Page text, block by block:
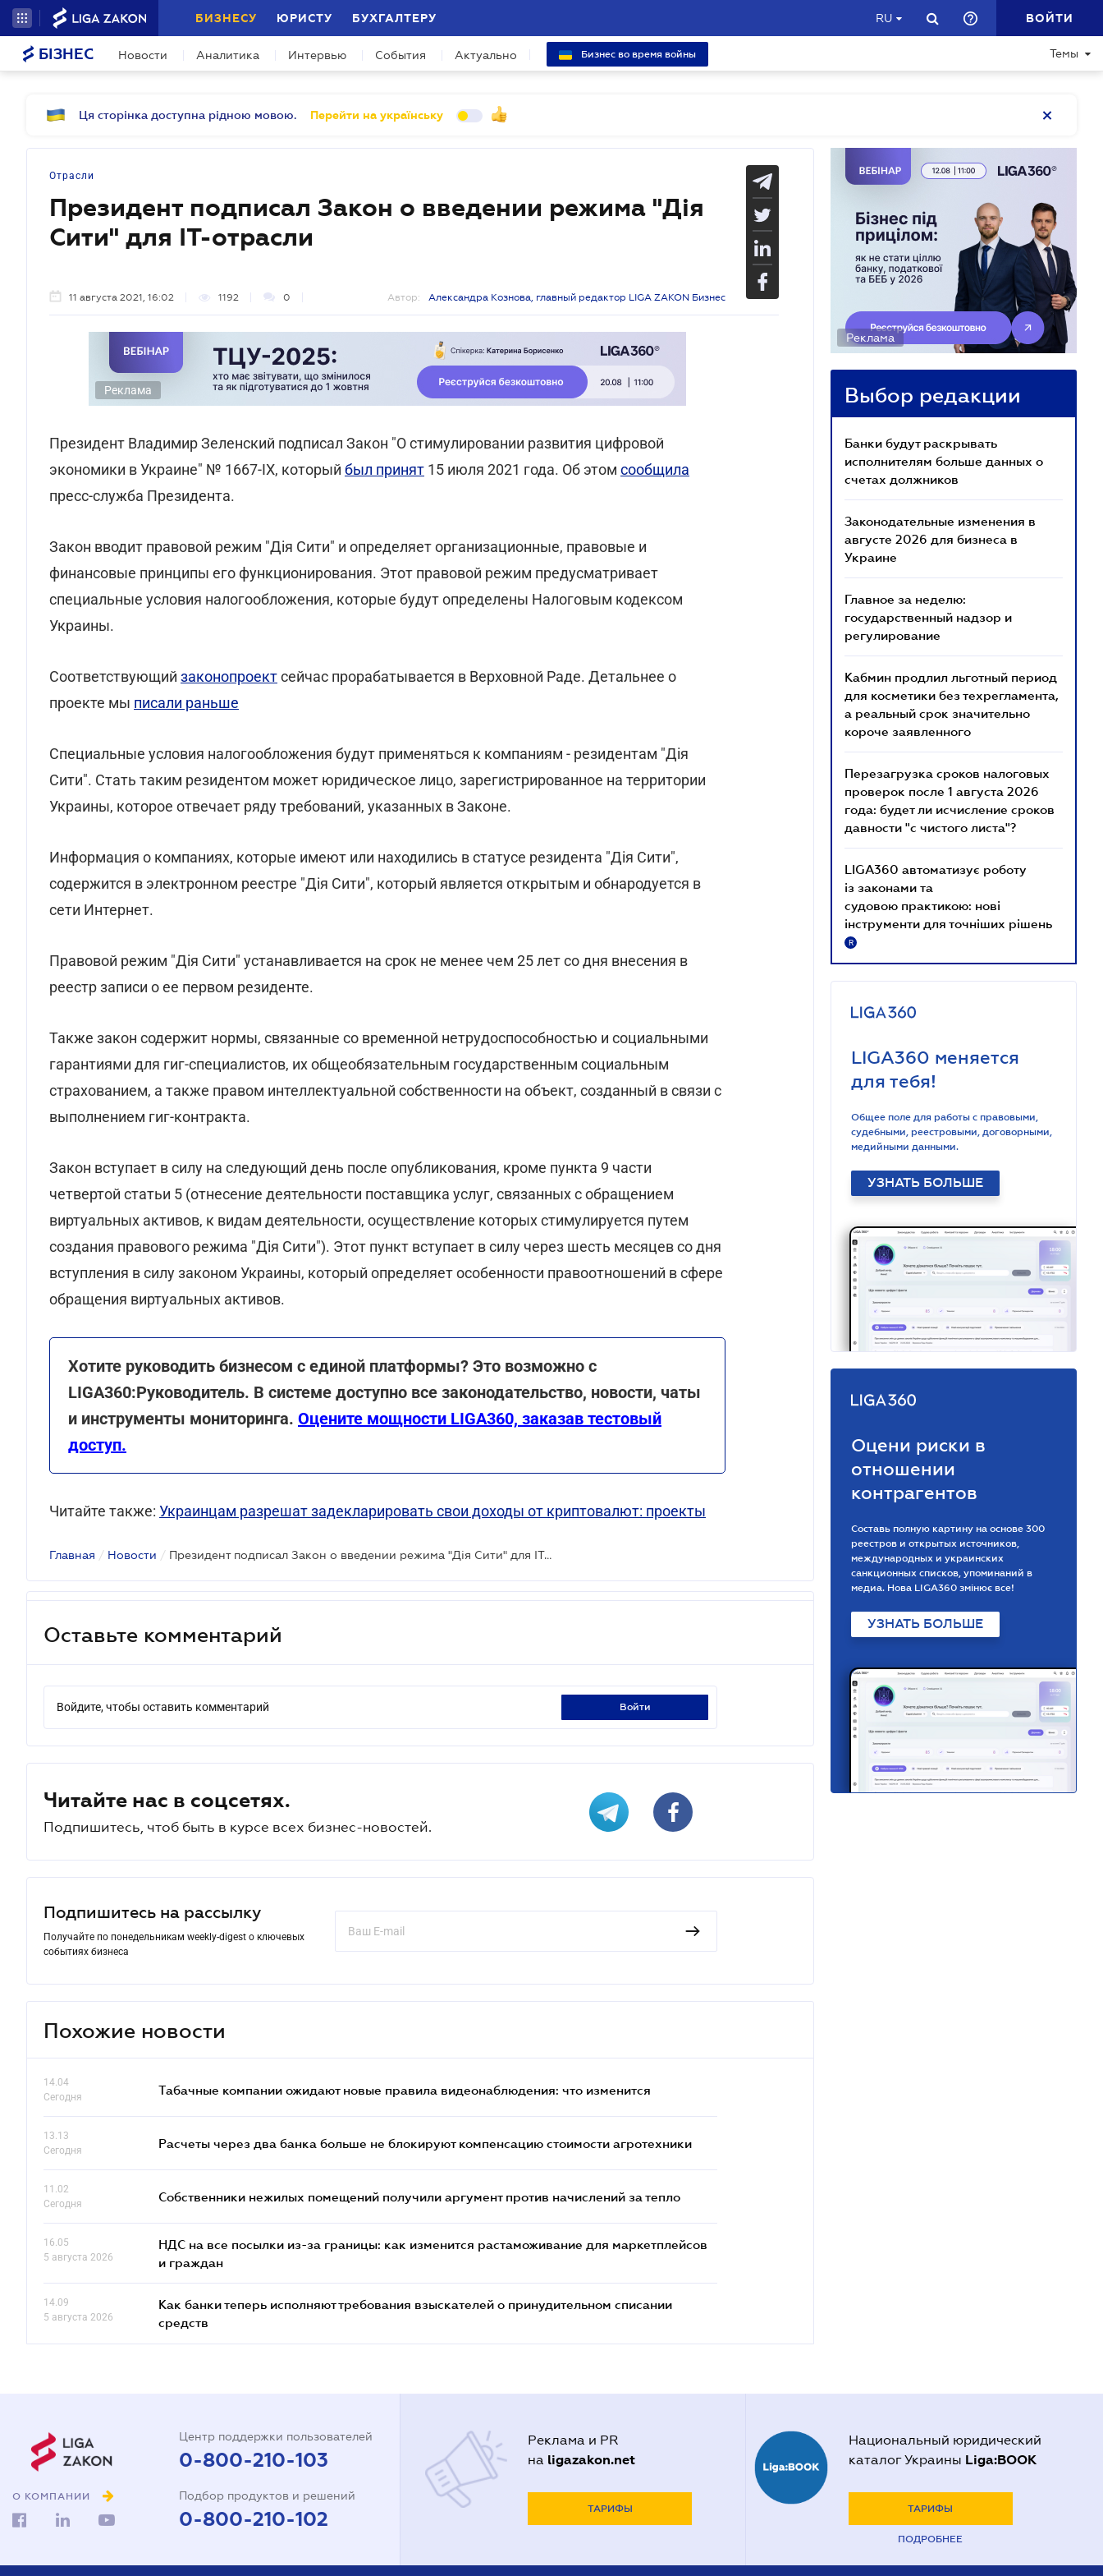
БИЗНЕСУ ЮРИСТУ БУХГАЛТЕРУ RU ВОЙТИ
БІЗНЕС Новости Аналитика Интервью События Актуально Бизнес во время войны Темы
Ця сторінка доступна рідною мовою. Перейти на українську
Отрасли
Президент подписал Закон о введении режима "Дія
Сити" для IT-отрасли
11 августа 2021, 16:02 1192 0 Автор: Александра Кознова, главный редактор LIGA ZAKON Бизнес
Реклама
Президент Владимир Зеленский подписал Закон "О стимулировании развития цифровой
экономики в Украине" № 1667-ІХ, который был принят 15 июля 2021 года. Об этом сообщила
пресс-служба Президента.
Закон вводит правовой режим "Дія Сити" и определяет организационные, правовые и
финансовые принципы его функционирования. Этот правовой режим предусматривает
специальные условия налогообложения, которые будут определены Налоговым кодексом
Украины.
Соответствующий законопроектсейчас прорабатывается в Верховной Раде. Детальнее о
проекте мы писали раньше
Специальные условия налогообложения будут применяться к компаниям - резидентам "Дія
Сити". Стать таким резидентом может юридическое лицо, зарегистрированное на территории
Украины, которое отвечает ряду требований, указанных в Законе.
Информация о компаниях, которые имеют или находились в статусе резидента "Дія Сити",
содержится в электронном реестре "Дія Сити", который является открытым и обнародуется в
сети Интернет.
Правовой режим "Дія Сити" устанавливается на срок не менее чем 25 лет со дня внесения в
реестр записи о ее первом резиденте.
Также закон содержит нормы, связанные со временной нетрудоспособностью и социальными
гарантиями для гиг-специалистов, их общеобязательным государственным социальным
страхованием, а также правом интеллектуальной собственности на объект, созданный в связи с
выполнением гиг-контракта.
Закон вступает в силу на следующий день после опубликования, кроме пункта 9 части
четвертой статьи 5 (отнесение деятельности поставщика услуг, связанных с обращением
виртуальных активов, к видам деятельности, осуществление которых стимулируется путем
создания правового режима "Дія Сити"). Этот пункт вступает в силу через шесть месяцев со дня
вступления в силу законом Украины, который определяет особенности правоотношений в сфере
обращения виртуальных активов.
Хотите руководить бизнесом с единой платформы? Это возможно с
LIGA360:Руководитель. В системе доступно все законодательство, новости, чаты
и инструменты мониторинга. Оцените мощности LIGA360, заказав тестовый
доступ.
Читайте также: Украинцам разрешат задекларировать свои доходы от криптовалют: проекты
Главная / Новости / Президент подписал Закон о введении режима "Дія Сити" для IT-отрасли
Оставьте комментарий
Войдите, чтобы оставить комментарий войти
Читайте нас в соцсетях.
Подпишитесь, чтоб быть в курсе всех бизнес-новостей.
Подпишитесь на рассылку
Получайте по понедельникам weekly-digest о ключевых
событиях бизнеса
Похожие новости
14.04
Сегодня
Табачные компании ожидают новые правила видеонаблюдения: что изменится
13.13
Сегодня
Расчеты через два банка больше не блокируют компенсацию стоимости агротехники
11.02
Сегодня
Собственники нежилых помещений получили аргумент против начислений за тепло
16.05
5 августа 2026
НДС на все посылки из-за границы: как изменится растаможивание для маркетплейсов
и граждан
14.09
5 августа 2026
Как банки теперь исполняют требования взыскателей о принудительном списании
средств
Реклама
Выбор редакции
Банки будут раскрывать
исполнителям больше данных о
счетах должников
Законодательные изменения в
августе 2026 для бизнеса в
Украине
Главное за неделю:
государственный надзор и
регулирование
Кабмин продлил льготный период
для косметики без техрегламента,
а реальный срок значительно
короче заявленного
Перезагрузка сроков налоговых
проверок после 1 августа 2026
года: будет ли исчисление сроков
давности "с чистого листа"?
LIGA360 автоматизує роботу
із законами та
судовою практикою: нові
інструменти для точніших рішень
R
LIGA360 меняется
для тебя!
Общее поле для работы с правовыми,
судебными, реестровыми, договорными,
медийными данными.
УЗНАТЬ БОЛЬШЕ
Оцени риски в
отношении
контрагентов
Составь полную картину на основе 300
реестров и открытых источников,
международных и украинских
санкционных списков, упоминаний в
медиа. Нова LIGA360 змінює все!
УЗНАТЬ БОЛЬШЕ
О КОМПАНИИ
Центр поддержки пользователей
0-800-210-103
Подбор продуктов и решений
0-800-210-102
Реклама и PR
на ligazakon.net
ТАРИФЫ
Национальный юридический
каталог Украины Liga:BOOK
ТАРИФЫ
ПОДРОБНЕЕ